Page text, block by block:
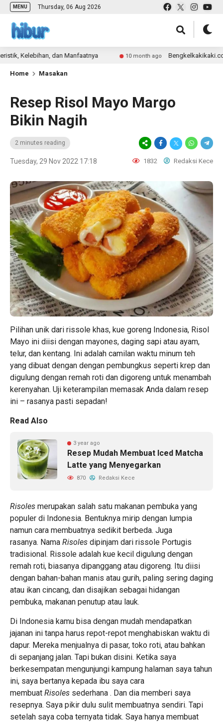
MENU Thursday, 06 Aug 2026
Kelebihan, dan Manfaatnya 10 month ago Bengkelkakikaki.com
Home Masakan
Resep Risol Mayo Margo
Bikin Nagih
2 minutes reading
Tuesday, 29 Nov 2022 17:18 1832 Redaksi Kece
Pilihan unik dari rissole khas, kue goreng Indonesia, Risol
Mayo ini diisi dengan mayones, daging sapi atau ayam,
telur, dan kentang. Ini adalah camilan waktu minum teh
yang dibuat dengan dengan pembungkus seperti krep dan
digulung dengan remah roti dan digoreng untuk menambah
kerenyahan. Uji keterampilan memasak Anda dalam resep
ini – rasanya pasti sepadan!
Read Also
3 year ago
Resep Mudah Membuat Iced Matcha
Latte yang Menyegarkan
870 Redaksi Kece
Risoles merupakan salah satu makanan pembuka yang
populer di Indonesia. Bentuknya mirip dengan lumpia
namun cara membuatnya sedikit berbeda. Juga
rasanya. Nama Risoles dipinjam dari rissole Portugis
tradisional. Rissole adalah kue kecil digulung dengan
remah roti, biasanya dipanggang atau digoreng. Itu diisi
dengan bahan-bahan manis atau gurih, paling sering daging
atau ikan cincang, dan disajikan sebagai hidangan
pembuka, makanan penutup atau lauk.
Di Indonesia kamu bisa dengan mudah mendapatkan
jajanan ini tanpa harus repot-repot menghabiskan waktu di
dapur. Mereka menjualnya di pasar, toko roti, atau bahkan
di sepanjang jalan. Tapi bukan disini. Ketika saya
berkesempatan mengunjungi kampung halaman saya tahun
ini, saya bertanya kepada ibu saya cara
membuat Risoles sederhana . Dan dia memberi saya
resepnya. Saya pikir dulu sulit membuatnya sendiri. Tapi
setelah saya coba ternyata tidak. Saya hanya membuat